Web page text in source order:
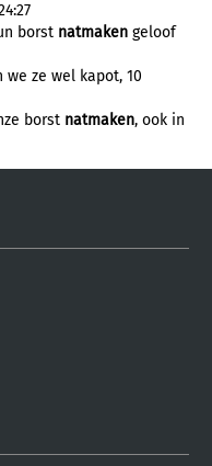
borst natmaken geloof
ze wel kapot, 10
borst natmaken, ook in